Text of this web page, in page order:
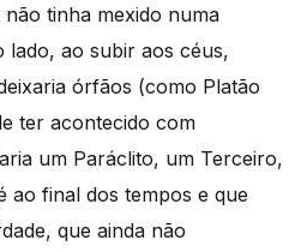
tinha mexido numa
ao subir aos céus,
órfãos (como Platão
ter acontecido com
um Paráclito, um Terceiro,
ao final dos tempos e que
que ainda não